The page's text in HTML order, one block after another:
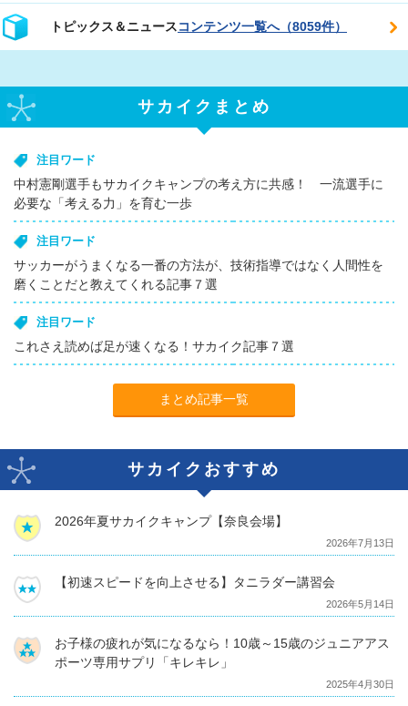
トピックス＆ニュースコンテンツ一覧へ（8059件）
サカイクまとめ
注目ワード
中村憲剛選手もサカイクキャンプの考え方に共感！ 一流選手に
必要な「考える力」を育む一歩
注目ワード
サッカーがうまくなる一番の方法が、技術指導ではなく人間性を
磨くことだと教えてくれる記事７選
注目ワード
これさえ読めば足が速くなる！サカイク記事７選
まとめ記事一覧
サカイクおすすめ
2026年夏サカイクキャンプ【奈良会場】
2026年7月13日
【初速スピードを向上させる】タニラダー講習会
2026年5月14日
お子様の疲れが気になるなら！10歳～15歳のジュニアアス
ポーツ専用サプリ「キレキレ」
2025年4月30日